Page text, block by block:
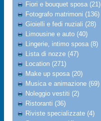
Fiori e bouquet sposa (21)
Fotografo matrimoni (136)
Gioielli e fedi nuziali (28)
Limousine e auto (40)
Lingerie, intimo sposa (8)
Lista di nozze (47)
Location (271)
Make up sposa (20)
Musica e animazione (69)
Noleggio vestiti (2)
Ristoranti (36)
Riviste specializzate (4)